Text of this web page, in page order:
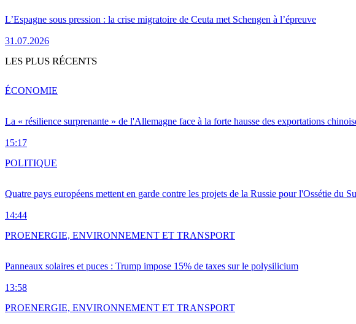
L’Espagne sous pression : la crise migratoire de Ceuta met Schengen à l’épreuve
31.07.2026
LES PLUS RÉCENTS
La « résilience surprenante » de l'Allemagne face à la forte hausse des exportations
15:17
ÉCONOMIE
Quatre pays européens mettent en garde contre les projets de la Russie pour l'Ossétie du
14:44
POLITIQUE
Panneaux solaires et puces : Trump impose 15% de taxes sur le polysilicium
13:58
PROENERGIE, ENVIRONNEMENT ET TRANSPORT
PROENERGIE, ENVIRONNEMENT ET TRANSPORT